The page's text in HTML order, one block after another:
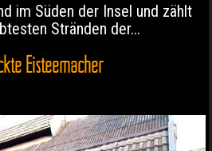
im Süden der Insel und zählt
Stränden der...
Eisteemacher